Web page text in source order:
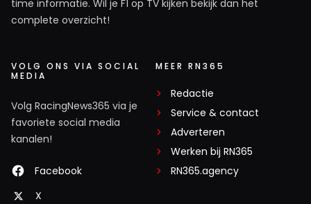
time informatie. Wil je F1 op TV kijken bekijk dan het
complete overzicht!
VOLG ONS VIA SOCIAL
MEDIA
Volg RacingNews365 via je
favoriete social media
kanalen!
Facebook
X
MEER RN365
Redactie
Service & contact
Adverteren
Werken bij RN365
RN365.agency